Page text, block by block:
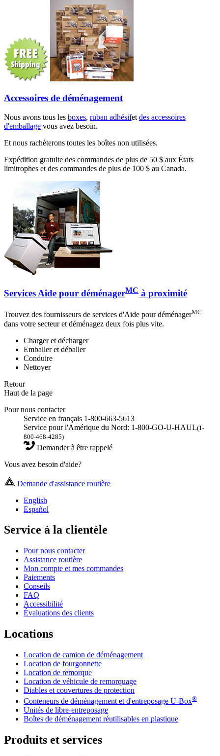
Accessoires de déménagement
Nous avons tous les boxes, ruban adhésifet des accessoires
d'emballage vous avez besoin.
Et nous rachèterons toutes les boîtes non utilisées.
Expédition gratuite des commandes de plus de 50 $ aux États
limitrophes et des commandes de plus de 100 $ au Canada.
Services Aide pour déménagerMC à proximité
Trouvez des fournisseurs de services d'Aide pour déménagerMC
dans votre secteur et déménagez deux fois plus vite.
Charger et décharger
Emballer et déballer
Conduire
Nettoyer
Retour
Haut de la page
Pour nous contacter
Service en français 1-800-663-5613
Service pour l'Amérique du Nord: 1-800-GO-U-HAUL(1-
800-468-4285)
Demander à être rappelé
Vous avez besoin d'aide?
Demande d'assistance routière
English
Español
Service à la clientèle
Pour nous contacter
Assistance routière
Mon compte et mes commandes
Paiements
Conseils
FAQ
Accessibilité
Évaluations des clients
Locations
Location de camion de déménagement
Location de fourgonnette
Location de remorque
Location de véhicule de remorquage
Diables et couvertures de protection
Conteneurs de déménagement et d'entreposage U-Box®
Unités de libre-entreposage
Boîtes de déménagement réutilisables en plastique
Produits et services